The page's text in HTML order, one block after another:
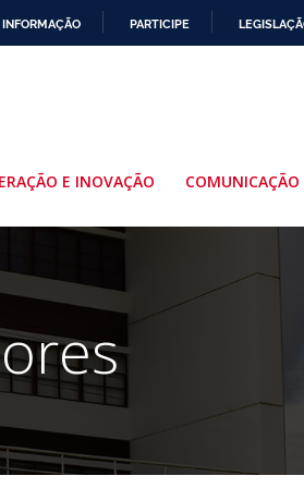
PARTICIPE
E INOVAÇÃO COMUNICAÇÃO